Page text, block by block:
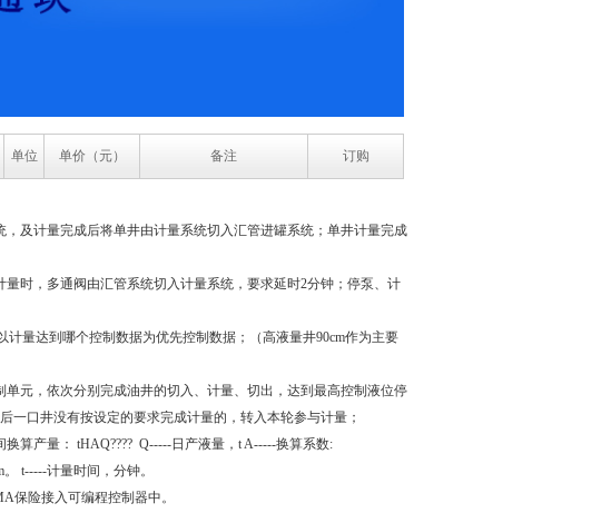
单位 单价（元） 备注 订购
及计量完成后将单井由计量系统切入汇管进罐系统；单井计量完成
时，多通阀由汇管系统切入计量系统，要求延时2分钟；停泵、计
量达到哪个控制数据为优先控制数据；（高液量井90cm作为主要
元，依次分别完成油井的切入、计量、切出，达到最高控制液位停
口井没有按设定的要求完成计量的，转入本轮参与计量；
算产量： tHAQ???? Q-----日产液量，t A-----换算系数:
t-----计量时间，分钟。
保险接入可编程控制器中。